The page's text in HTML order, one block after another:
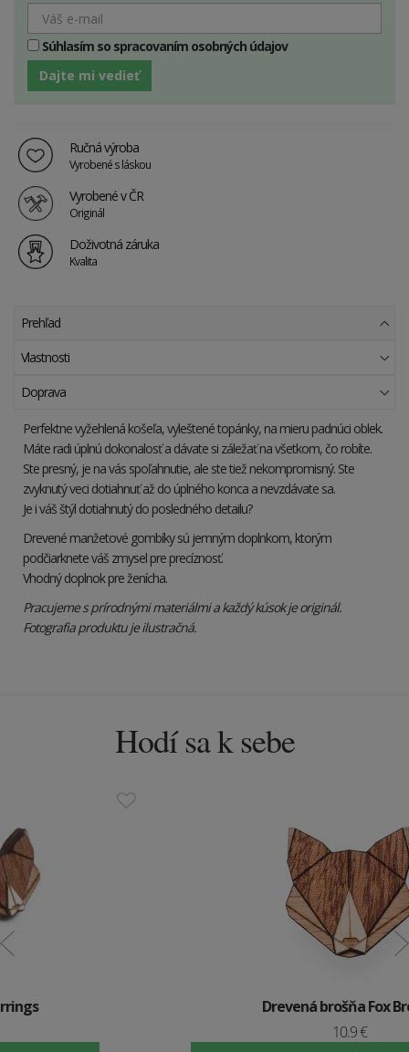
Súhlasím so spracovaním osobných údajov
Dajte mi vedieť
Ručná výroba
Vyrobené s láskou
Vyrobené v ČR
Originál
Doživotná záruka
Kvalita
Prehľad
Vlastnosti
Doprava
Perfektne vyžehlená košeľa, vyleštené topánky, na mieru padnúci oblek.
Máte radi úplnú dokonalosť a dávate si záležať na všetkom, čo robíte.
Ste presný, je na vás spoľahnutie, ale ste tiež nekompromisný. Ste
zvyknutý veci dotiahnuť až do úplného konca a nevzdávate sa.
Je i váš štýl dotiahnutý do posledného detailu?
Drevené manžetové gombíky sú jemným doplnkom, ktorým
podčiarknete váš zmysel pre precíznosť.
Vhodný doplnok pre ženícha.
Pracujeme s prírodnými materiálmi a každý kúsok je originál.
Fotografia produktu je ilustračná.
Hodí sa k sebe
Drevená brošňa Fox Brooch